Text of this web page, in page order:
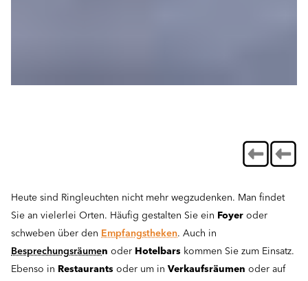
Heute sind Ringleuchten nicht mehr wegzudenken. Man findet
Sie an vielerlei Orten. Häufig gestalten Sie ein Foyer oder
schweben über den Empfangstheken. Auch in
Besprechungsräumen oder Hotelbars kommen Sie zum Einsatz.
Ebenso in Restaurants oder um in Verkaufsräumen oder auf